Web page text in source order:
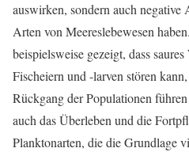
auswirken, sondern auch
Arten von Meereslebewesen
beispielsweise gezeigt, dass
Fischeiern und -larven stören
Rückgang der Populationen
auch das Überleben und die
Planktonarten, die die Grundlage